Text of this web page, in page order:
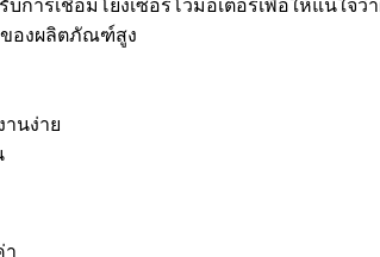
ารเชื่อมโยงเซอร์โวมอเตอร์เพื่อให้แน่ใจ
ของผลิตภัณฑ์สูง
นง่าย